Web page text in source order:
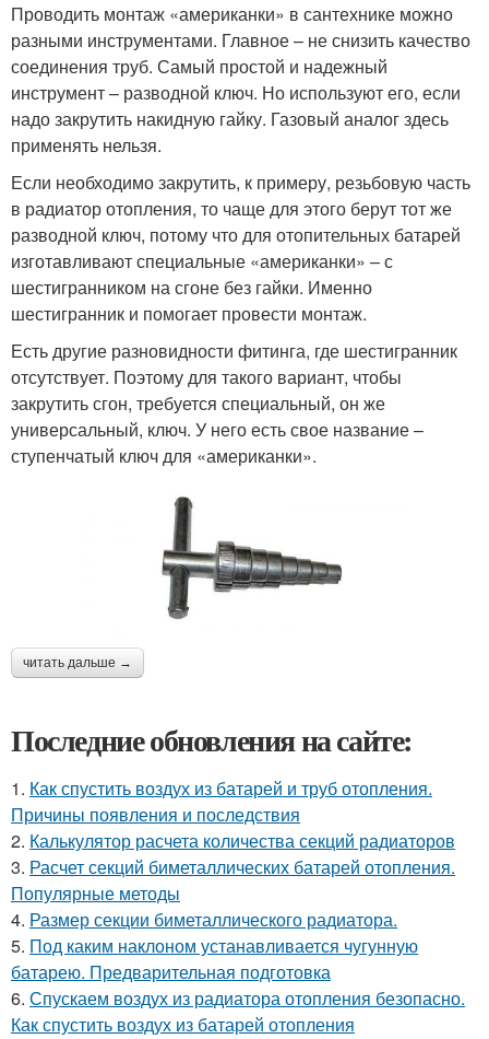
Проводить монтаж «американки» в сантехнике можно
разными инструментами. Главное – не снизить качество
соединения труб. Самый простой и надежный
инструмент – разводной ключ. Но используют его, если
надо закрутить накидную гайку. Газовый аналог здесь
применять нельзя.
Если необходимо закрутить, к примеру, резьбовую часть
в радиатор отопления, то чаще для этого берут тот же
разводной ключ, потому что для отопительных батарей
изготавливают специальные «американки» – с
шестигранником на сгоне без гайки. Именно
шестигранник и помогает провести монтаж.
Есть другие разновидности фитинга, где шестигранник
отсутствует. Поэтому для такого вариант, чтобы
закрутить сгон, требуется специальный, он же
универсальный, ключ. У него есть свое название –
ступенчатый ключ для «американки».
читать дальше →
Последние обновления на сайте:
1. Как спустить воздух из батарей и труб отопления.
Причины появления и последствия
2. Калькулятор расчета количества секций радиаторов
3. Расчет секций биметаллических батарей отопления.
Популярные методы
4. Размер секции биметаллического радиатора.
5. Под каким наклоном устанавливается чугунную
батарею. Предварительная подготовка
6. Спускаем воздух из радиатора отопления безопасно.
Как спустить воздух из батарей отопления